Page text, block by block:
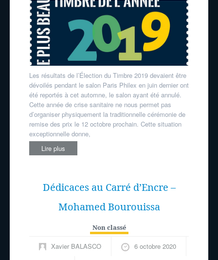
Les résultats de l’Élection du Timbre 2019 devaient être
dévoilés pendant le salon Paris Philex en juin dernier ont
été reportés à cet automne, le salon ayant été annulé.
Cette année de crise sanitaire ne nous permet pas
d’organiser physiquement la traditionnelle cérémonie de
remise des prix le 12 octobre prochain. Cette situation
exceptionnelle donne,
Lire plus
Dédicaces au Carré d’Encre –
Mohamed Bourouissa
Non classé
Xavier BALASCO 6 octobre 2020